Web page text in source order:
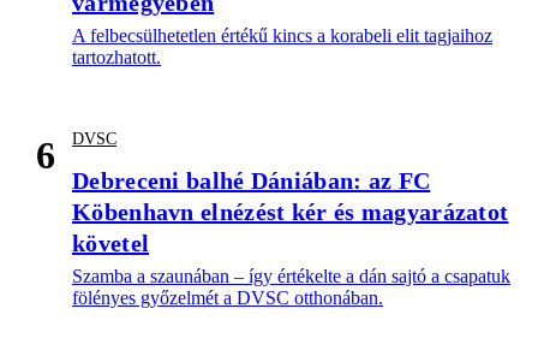
A felbecsülhetetlen értékű kincs a korabeli elit tagjaihoz
tartozhatott.
6 DVSC
Debreceni balhé Dániában: az FC
Köbenhavn elnézést kér és magyarázatot
követel
Szamba a szaunában – így értékelte a dán sajtó a csapatuk
fölényes győzelmét a DVSC otthonában.